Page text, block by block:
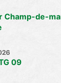
Champ-de-
09